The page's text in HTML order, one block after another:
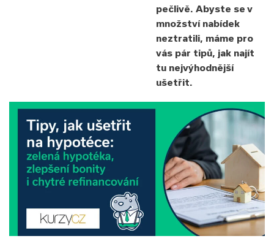
pečlivě. Abyste se v
množství nabídek
neztratili, máme pro
vás pár tipů, jak najít
tu nejvýhodnější
ušetřit.